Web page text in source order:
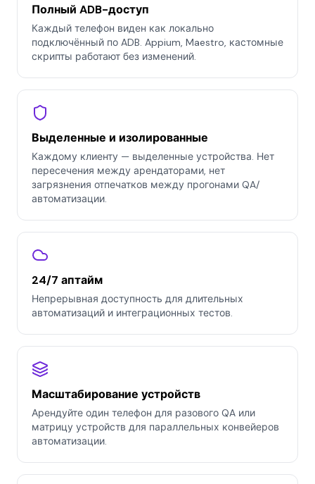
Полный ADB-доступ
Каждый телефон виден как локально
подключённый по ADB. Appium, Maestro, кастомные
скрипты работают без изменений.
Выделенные и изолированные
Каждому клиенту — выделенные устройства. Нет
пересечения между арендаторами, нет
загрязнения отпечатков между прогонами QA/
автоматизации.
24/7 аптайм
Непрерывная доступность для длительных
автоматизаций и интеграционных тестов.
Масштабирование устройств
Арендуйте один телефон для разового QA или
матрицу устройств для параллельных конвейеров
автоматизации.